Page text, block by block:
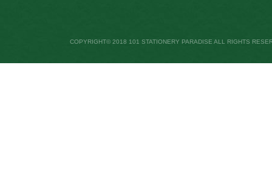
COPYRIGHT© 2018 101 STATIONERY PARADISE ALL RIGHTS